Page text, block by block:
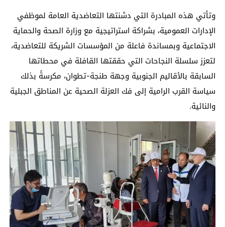
وتأتي هذه المبادرة التي دشنتها التعاضدية العامة لموظفي
الإدارات العمومية، بشراكة استراتيجية مع وزارة الصحة والحماية
الاجتماعية وبمساندة فاعلة من المؤسسات الشريكة للتعاضدية،
لتعزز سلسلة النجاحات التي حققتها القافلة في محطاتها
السابقة بالأقاليم الجنوبية وجهة طنجة-تطوان، مكرسةً بذلك
سياسة القرب الرامية إلى فك العزلة الصحية عن المناطق الجبلية
والنائية.